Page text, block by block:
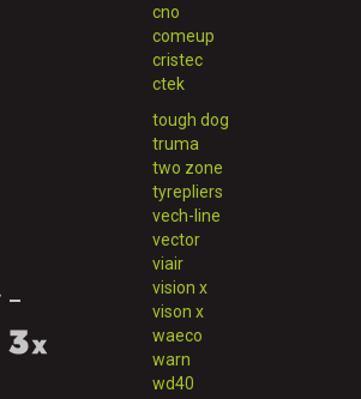
cno
comeup
cristec
ctek
tough dog
truma
two zone
tyrepliers
vech-line
vector
viair
vision x
vison x
waeco
warn
wd40